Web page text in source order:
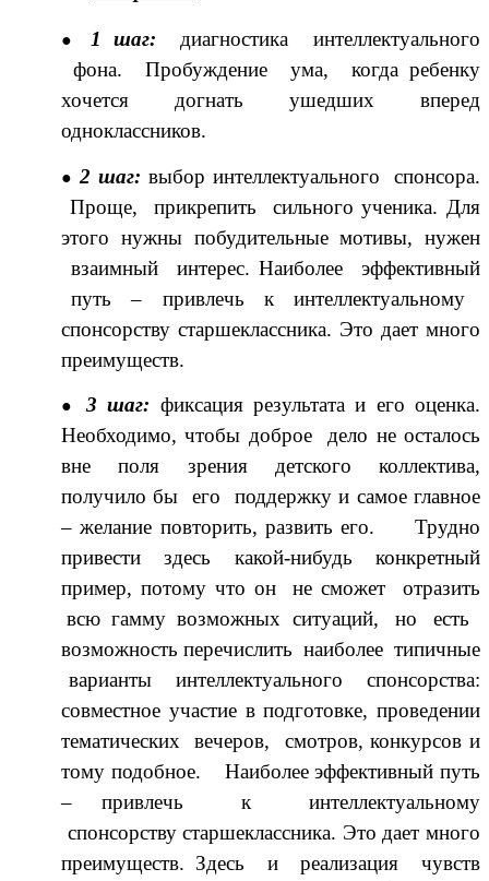
1 шаг:диагностика интеллектуального
фона. Пробуждение ума, когда ребенку
хочется догнать ушедших вперед
одноклассников.
2 шаг: выбор интеллектуального спонсора.
Проще, прикрепить сильного ученика. Для
этого нужны побудительные мотивы, нужен
взаимный интерес. Наиболее эффективный
путь – привлечь к интеллектуальному
спонсорству старшеклассника. Это дает много
преимуществ.
3 шаг: фиксация результата и его оценка.
Необходимо, чтобы доброе дело не осталось
вне поля зрения детского коллектива,
получило бы его поддержку и самое главное
– желание повторить, развить его. Трудно
привести здесь какой-нибудь конкретный
пример, потому что он не сможет отразить
всю гамму возможных ситуаций, но есть
возможность перечислить наиболее типичные
варианты интеллектуального спонсорства:
совместное участие в подготовке, проведении
тематических вечеров, смотров, конкурсов и
тому подобное. Наиболее эффективный путь
– привлечь к интеллектуальному
спонсорству старшеклассника. Это дает много
преимуществ. Здесь и реализация чувств